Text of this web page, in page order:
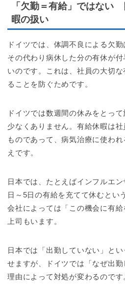
「欠勤＝有給」ではない
暇の扱い
ドイツでは、体調不良による欠
その代わり病休した分の有休が
いのです。これは、社員の大切
ることを防ぐためです。
ドイツでは数週間の休みをとっ
少なくありません。有給休暇は
ものであって、病気治療に使わ
えです。
日本では、たとえばインフルエ
日～5日の有給を充てて休むとい
会社によっては「この機会に有
上司もいます。
日本では「出勤していない」と
せますが、ドイツでは「なぜ出
理由によって対処が変わるのです